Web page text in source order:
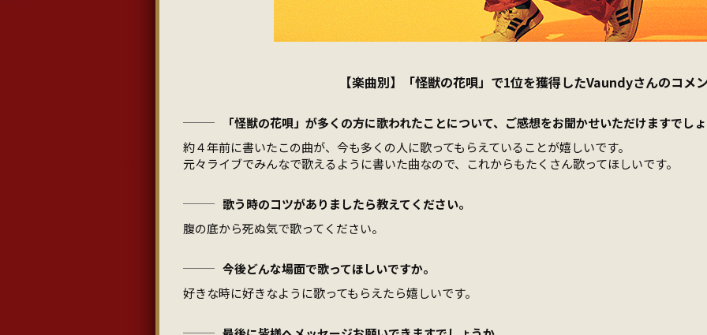
【楽曲別】「怪獣の花唄」で1位を獲得したVaundyさんのコメ
「怪獣の花唄」が多くの方に歌われたことについて、ご感想をお聞かせいただけますでし
約４年前に書いたこの曲が、今も多くの人に歌ってもらえていることが嬉しいです。
元々ライブでみんなで歌えるように書いた曲なので、これからもたくさん歌ってほしいです。
歌う時のコツがありましたら教えてください。
腹の底から死ぬ気で歌ってください。
今後どんな場面で歌ってほしいですか。
好きな時に好きなように歌ってもらえたら嬉しいです。